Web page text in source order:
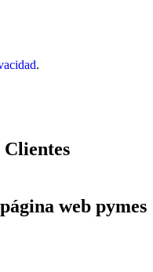
.
Clientes
web pymes